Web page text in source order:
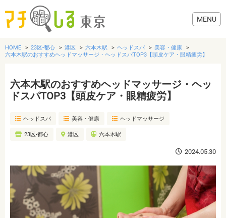
グルメ
美容・健康
おでかけ
生活
HOME 23区-都心 港区 六本木駅 ヘッドスパ
美容・健康
六本木駅のおすすめヘッドマッサージ・ヘッドスパTOP3【頭皮ケア・眼精疲労】
六本木駅のおすすめヘッドマッサージ・ヘッ
ドスパTOP3【頭皮ケア・眼精疲労】
ヘッドスパ 美容・健康 ヘッドマッサージ
23区-都心 港区 六本木駅
2024.05.30